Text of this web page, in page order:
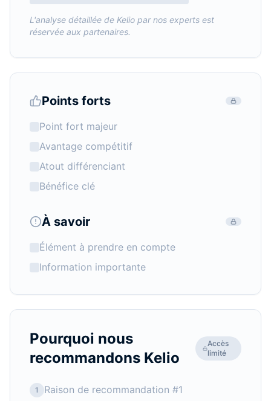
L'analyse détaillée de Kelio par nos experts est
réservée aux partenaires.
Points forts
Point fort majeur
Avantage compétitif
Atout différenciant
Bénéfice clé
À savoir
Élément à prendre en compte
Information importante
Pourquoi nous
recommandons Kelio
Accès
limité
1 Raison de recommandation #1